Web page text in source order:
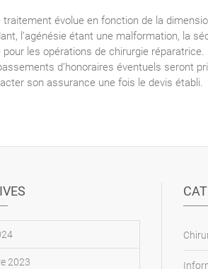
traitement évolue en fonction de la
l’agénésie étant une malformation, la
les opérations de chirurgie réparatrice.
d’honoraires éventuels seront
son assurance une fois le devis établi.
2023